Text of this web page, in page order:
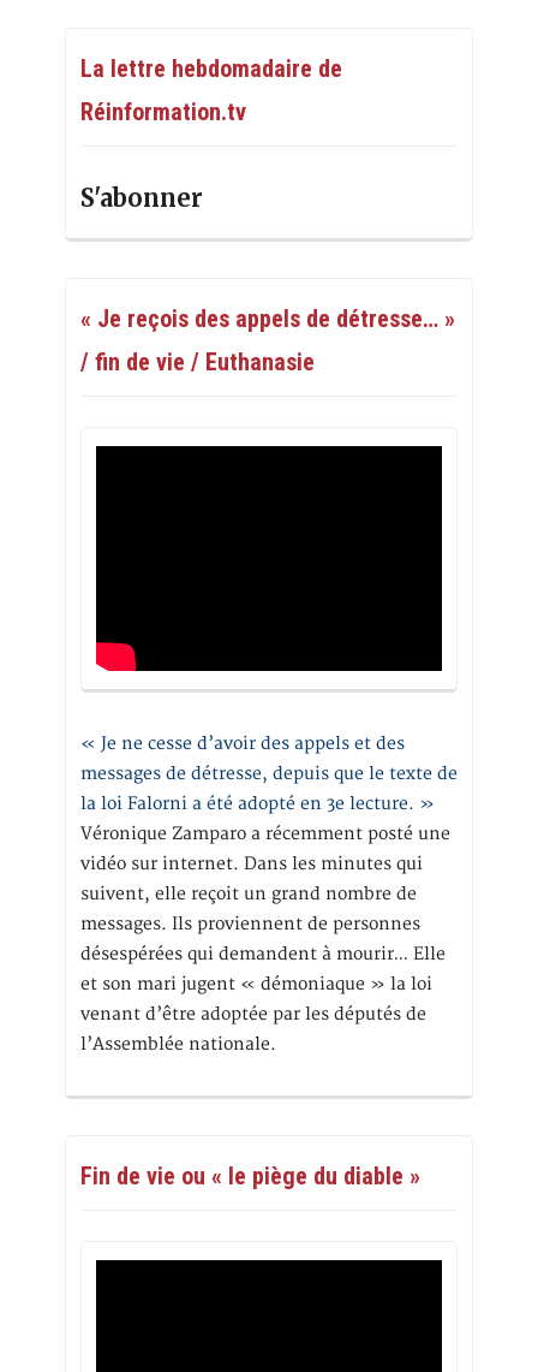
La lettre hebdomadaire de
Réinformation.tv
S'abonner
« Je reçois des appels de détresse… »
/ fin de vie / Euthanasie
« Je ne cesse d’avoir des appels et des
messages de détresse, depuis que le texte de
la loi Falorni a été adopté en 3e lecture. »
Véronique Zamparo a récemment posté une
vidéo sur internet. Dans les minutes qui
suivent, elle reçoit un grand nombre de
messages. Ils proviennent de personnes
désespérées qui demandent à mourir… Elle
et son mari jugent « démoniaque » la loi
venant d’être adoptée par les députés de
l’Assemblée nationale.
Fin de vie ou « le piège du diable »